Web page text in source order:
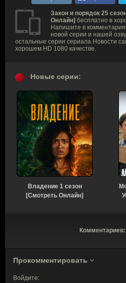
Закон и порядок 25
Онлайн] бесплатно в
Напишите в
новой серии и нашей
остальные серии сериала Новости
хорошем HD 1080 качестве.
Новые серии:
Владение 1 сезон
[Смотреть Онлайн]
Комментариев:
Прокомментировать
Войдите: